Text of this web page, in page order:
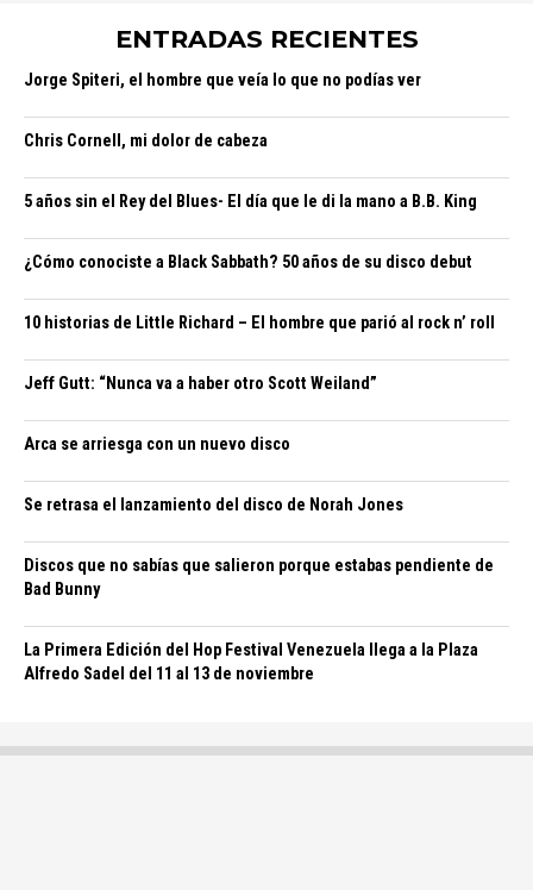
ENTRADAS RECIENTES
Jorge Spiteri, el hombre que veía lo que no podías ver
Chris Cornell, mi dolor de cabeza
5 años sin el Rey del Blues- El día que le di la mano a B.B. King
¿Cómo conociste a Black Sabbath? 50 años de su disco debut
10 historias de Little Richard – El hombre que parió al rock n’ roll
Jeff Gutt: “Nunca va a haber otro Scott Weiland”
Arca se arriesga con un nuevo disco
Se retrasa el lanzamiento del disco de Norah Jones
Discos que no sabías que salieron porque estabas pendiente de
Bad Bunny
La Primera Edición del Hop Festival Venezuela llega a la Plaza
Alfredo Sadel del 11 al 13 de noviembre